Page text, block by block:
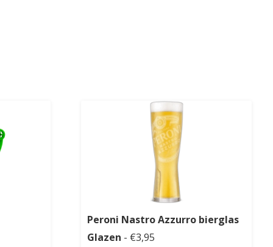
Peroni Nastro Azzurro bierglas
Glazen - €3,95